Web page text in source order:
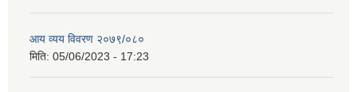
आय व्यय विवरण २०७९/०८०
मिति: 05/06/2023 - 17:23